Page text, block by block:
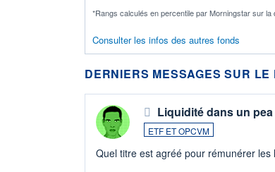
*Rangs calculés en percentile par Morningstar sur
Consulter les infos des autres fonds
DERNIERS MESSAGES SUR
Liquidité dans un pea
ETF ET OPCVM
Quel titre est agréé pour rémunérer les